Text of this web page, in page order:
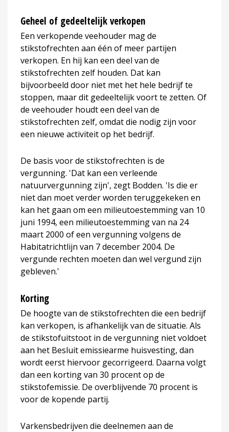
Geheel of gedeeltelijk verkopen
Een verkopende veehouder mag de
stikstofrechten aan één of meer partijen
verkopen. En hij kan een deel van de
stikstofrechten zelf houden. Dat kan
bijvoorbeeld door niet met het hele bedrijf te
stoppen, maar dit gedeeltelijk voort te zetten. Of
de veehouder houdt een deel van de
stikstofrechten zelf, omdat die nodig zijn voor
een nieuwe activiteit op het bedrijf.
De basis voor de stikstofrechten is de
vergunning. 'Dat kan een verleende
natuurvergunning zijn', zegt Bodden. 'Is die er
niet dan moet verder worden teruggekeken en
kan het gaan om een milieutoestemming van 10
juni 1994, een milieutoestemming van na 24
maart 2000 of een vergunning volgens de
Habitatrichtlijn van 7 december 2004. De
vergunde rechten moeten dan wel vergund zijn
gebleven.'
Korting
De hoogte van de stikstofrechten die een bedrijf
kan verkopen, is afhankelijk van de situatie. Als
de stikstofuitstoot in de vergunning niet voldoet
aan het Besluit emissiearme huisvesting, dan
wordt eerst hiervoor gecorrigeerd. Daarna volgt
dan een korting van 30 procent op de
stikstofemissie. De overblijvende 70 procent is
voor de kopende partij.
Varkensbedrijven die deelnemen aan de